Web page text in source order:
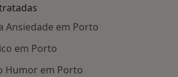
Ansiedade em Porto
em Porto
Humor em Porto